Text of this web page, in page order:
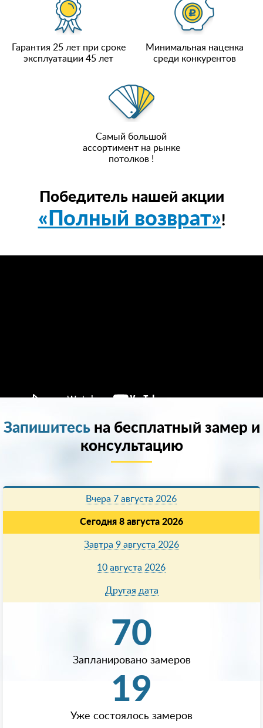
Гарантия 25 лет при сроке
эксплуатации 45 лет
Минимальная наценка
среди конкурентов
Самый большой
ассортимент на рынке
потолков !
Победитель нашей акции
«Полный возврат»!
Запишитесьна бесплатный замер и
консультацию
Вчера 7 августа 2026
Сегодня 8 августа 2026
Завтра 9 августа 2026
10 августа 2026
Другая дата
70
Запланировано замеров
19
Уже состоялось замеров